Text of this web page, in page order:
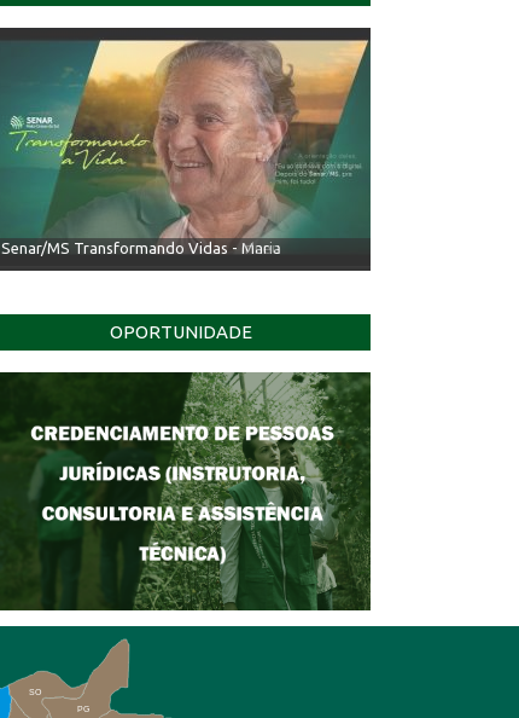
Senar/MS Transformando Vidas - Irineu
OPORTUNIDADE
PG
SO